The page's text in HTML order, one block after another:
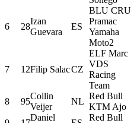
6 28
Izan
Guevara
ES
BLU CRU
Pramac
Yamaha
Moto2
7 12Filip SalacCZ
ELF Marc
VDS
Racing
Team
8 95
Collin
Veijer
NL
Red Bull
KTM Ajo
Daniel
Red Bull